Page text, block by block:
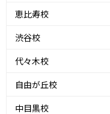
恵比寿校
渋谷校
代々木校
自由が丘校
中目黒校